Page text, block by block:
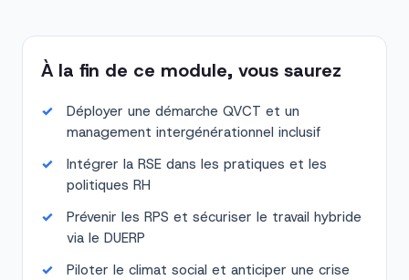
À la fin de ce module, vous saurez
Déployer une démarche QVCT et un
management intergénérationnel inclusif
Intégrer la RSE dans les pratiques et les
politiques RH
Prévenir les RPS et sécuriser le travail hybride
via le DUERP
Piloter le climat social et anticiper une crise